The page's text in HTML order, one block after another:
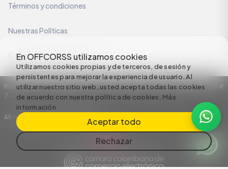
En OFFCORSS utilizamos cookies
Utilizamos cookies propias y de terceros, de sesión y
persistentes para mejorar la experiencia de usuario. Al
utilizar nuestro sitio web, usted acepta todas las cookies
de acuerdo con nuestra política de cookies. Más
información
Aceptar todo
Rechazar
Términos y condiciones
Nuestras Políticas
Configuración de Cookies
Razón Social: C.I HERMECO S.A. NIT: 890924167-6 Dirección: Carrera 50 #
7 – 35
All rights reserved empowered by